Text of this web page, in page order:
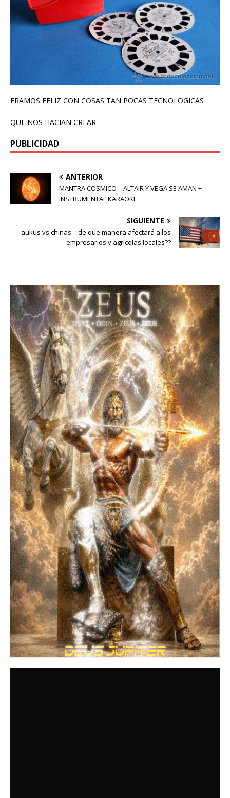
ERAMOS FELIZ CON COSAS TAN POCAS TECNOLOGICAS
QUE NOS HACIAN CREAR
PUBLICIDAD
ANTERIOR
MANTRA COSMICO – ALTAIR Y VEGA SE AMAN +
INSTRUMENTAL KARAOKE
SIGUIENTE
aukus vs chinas – de que manera afectará a los
empresarios y agrícolas locales??